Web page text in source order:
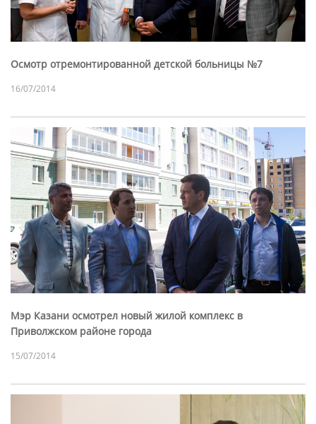
Осмотр отремонтированной детской больницы №7
16/07/2014
Мэр Казани осмотрел новый жилой комплекс в
Приволжском районе города
15/07/2014